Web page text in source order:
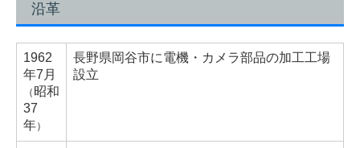
沿革
1962
年7月
（ 昭和
37
年）
長野県岡谷市に電機・カメラ部品の加工工場
設立